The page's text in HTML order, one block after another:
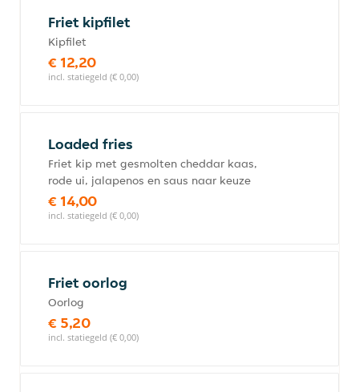
Friet kipfilet
Kipfilet
€ 12,20
incl. statiegeld (€ 0,00)
Loaded fries
Friet kip met gesmolten cheddar kaas,
rode ui, jalapenos en saus naar keuze
€ 14,00
incl. statiegeld (€ 0,00)
Friet oorlog
Oorlog
€ 5,20
incl. statiegeld (€ 0,00)